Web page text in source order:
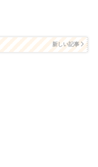
新しい記事